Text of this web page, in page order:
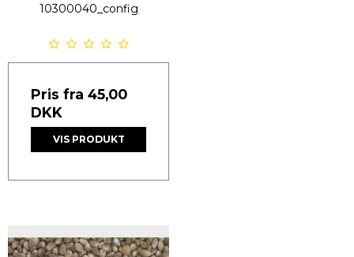
10300040_config
Pris fra 45,00
DKK
VIS PRODUKT